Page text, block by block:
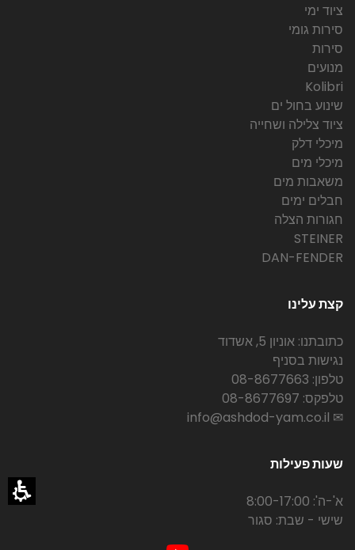
ציוד ימי
סירות גומי
סירות
מנועים
Kolibri
שינוע בחול ים
ציוד צלילה ושחייה
מיכלי דלק
מיכלי מים
משאבות מים
חבלים ימים
חגורות הצלה
STEINER
DAN-FENDER
קצת עלינו
כתובתנו: אוניון 5, אשדוד
נגישות בסניף
טלפון: 08-8677663
טלפקס: 08-8677697
✉ info@ashdod-yam.co.il
שעות פעילות
א'-ה': 8:00-17:00
שישי - שבת: סגור